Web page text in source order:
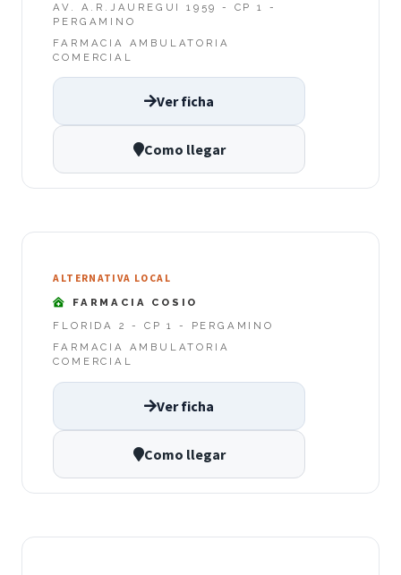
AV. A.R.JAUREGUI 1959 - CP 1 -
PERGAMINO
FARMACIA AMBULATORIA
COMERCIAL
Ver ficha
Como llegar
ALTERNATIVA LOCAL
FARMACIA COSIO
FLORIDA 2 - CP 1 - PERGAMINO
FARMACIA AMBULATORIA
COMERCIAL
Ver ficha
Como llegar